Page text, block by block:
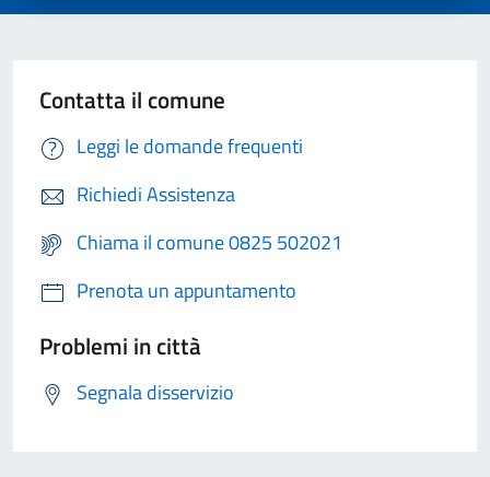
Contatta il comune
Leggi le domande frequenti
Richiedi Assistenza
Chiama il comune 0825 502021
Prenota un appuntamento
Problemi in città
Segnala disservizio